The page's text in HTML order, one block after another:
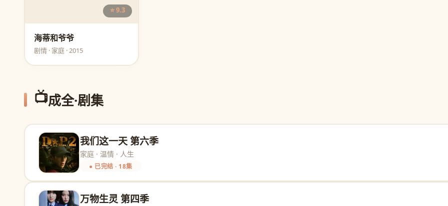
⭐ 9.3
海蒂和爷爷
剧情 · 家庭 · 2015
📺成全·剧集
我们这一天 第六季
家庭 · 温情 · 人生
● 已完结 · 18集
万物生灵 第四季